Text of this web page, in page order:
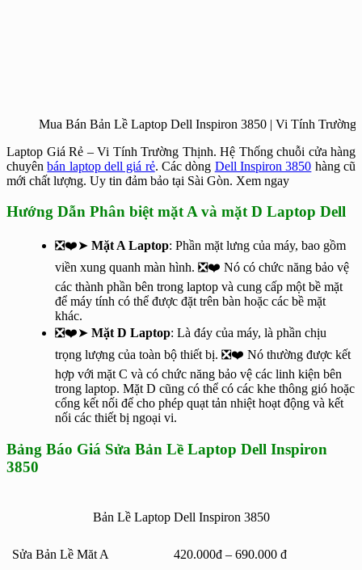
Mua Bán Bản Lề Laptop Dell Inspiron 3850 | Vi Tính Trường
Laptop Giá Rẻ – Vi Tính Trường Thịnh. Hệ Thống chuỗi cửa hàng
chuyênbán laptop dell giá rẻ. Các dòng Dell Inspiron 3850 hàng cũ
mới chất lượng. Uy tin đảm bảo tại Sài Gòn. Xem ngay
Hướng Dẫn Phân biệt mặt A và mặt D Laptop Dell
❎❤️➤ Mặt A Laptop: Phần mặt lưng của máy, bao gồm
viền xung quanh màn hình. ❎❤️ Nó có chức năng bảo vệ
các thành phần bên trong laptop và cung cấp một bề mặt
để máy tính có thể được đặt trên bàn hoặc các bề mặt
khác.
❎❤️➤ Mặt D Laptop: Là đáy của máy, là phần chịu
trọng lượng của toàn bộ thiết bị. ❎❤️ Nó thường được kết
hợp với mặt C và có chức năng bảo vệ các linh kiện bên
trong laptop. Mặt D cũng có thể có các khe thông gió hoặc
cổng kết nối để cho phép quạt tản nhiệt hoạt động và kết
nối các thiết bị ngoại vi.
Bảng Báo Giá Sửa Bản Lề Laptop Dell Inspiron
3850
Bản Lề Laptop Dell Inspiron 3850
Sửa Bản Lề Măt A
420.000đ – 690.000 đ